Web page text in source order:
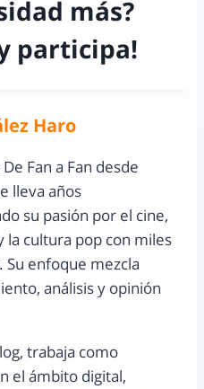
más?
participa!
Haro
Fan a Fan desde
lleva años
su pasión por el cine,
la cultura pop con miles
Su enfoque mezcla
análisis y opinión
trabaja como
el ámbito digital,